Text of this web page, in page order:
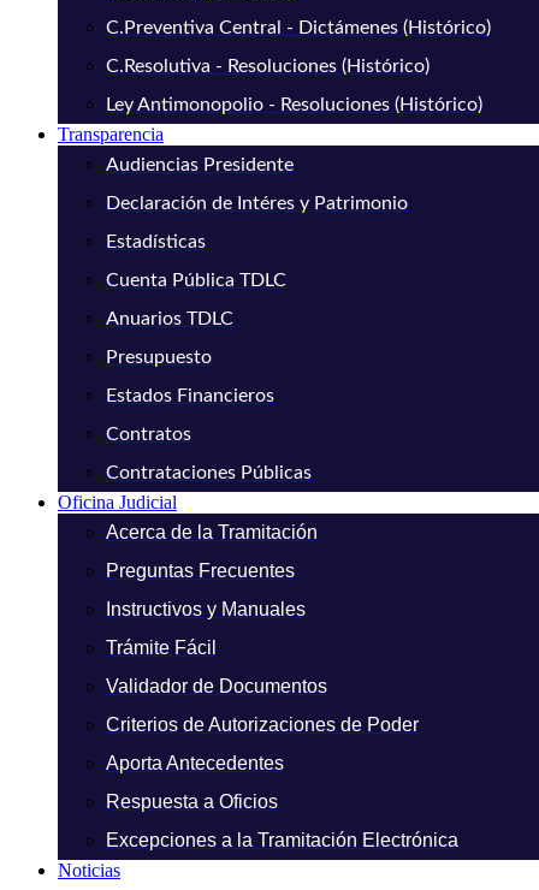
C.Preventiva Central - Dictámenes (Histórico)
C.Resolutiva - Resoluciones (Histórico)
Ley Antimonopolio - Resoluciones (Histórico)
Transparencia
Audiencias Presidente
Declaración de Intéres y Patrimonio
Estadísticas
Cuenta Pública TDLC
Anuarios TDLC
Presupuesto
Estados Financieros
Contratos
Contrataciones Públicas
Oficina Judicial
Acerca de la Tramitación
Preguntas Frecuentes
Instructivos y Manuales
Trámite Fácil
Validador de Documentos
Criterios de Autorizaciones de Poder
Aporta Antecedentes
Respuesta a Oficios
Excepciones a la Tramitación Electrónica
Noticias